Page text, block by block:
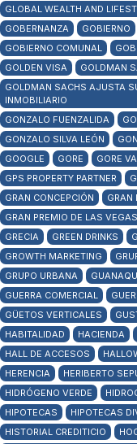
GLOBAL WEALTH AND
GOBERNANZA
GOBIERNO
GOBIERNO COMUNAL
GOLDEN VISA
GOLDMAN
GOLDMAN SACHS AJUSTA
INMOBILIARIO
GONZALO FUENZALIDA
GONZALO SILVA LEÓN
GOOGLE
GORE GORE
GPS PROPERTY PARTNER
GRAN CONCEPCIÓN
GRAN
GRAN PREMIO DE LAS VEGAS
GRECIA
GREEN DRINKS
GROWTH MARKETING
GRUPO URBANA
GUERRA COMERCIAL
GÜETOS VERTICALES
HABITALIDAD
HACIENDA
HALL DE ACCESOS
HERENCIA
HERIBERTO
HIDRÓGENO VERDE
HIPOTECAS
HIPOTECAS
HISTORIAL CREDITICIO